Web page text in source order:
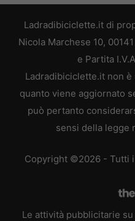
Ladradibiciclette.it di
Nicola Marchese 10,
e Partita
Ladradibiciclette.it non
quanto viene aggiornato
può pertanto
sensi della legge
Copyright ©2026 - Tutti
Le attività pubblicitarie